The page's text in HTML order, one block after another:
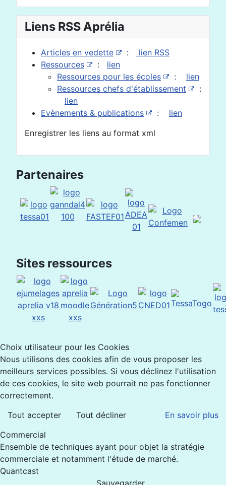
Liens RSS Aprélia
Articles en vedette :
lien RSS
Ressources
: lien
Ressources pour les écoles
: lien
Ressources chefs d'établissement
:
lien
Evènements & publications
: lien
Enregistrer les liens au format xml
Partenaires
Sites ressources
Choix utilisateur pour les Cookies
Nous utilisons des cookies afin de vous proposer les
meilleurs services possibles. Si vous déclinez l'utilisation
de ces cookies, le site web pourrait ne pas fonctionner
correctement.
Tout accepter
Tout décliner
En savoir plus
Commercial
Ensemble de techniques ayant pour objet la stratégie
commerciale et notamment l'étude de marché.
Quantcast
Sauvegarder